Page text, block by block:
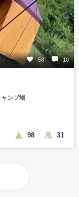
58 10
ンプ場
98 31